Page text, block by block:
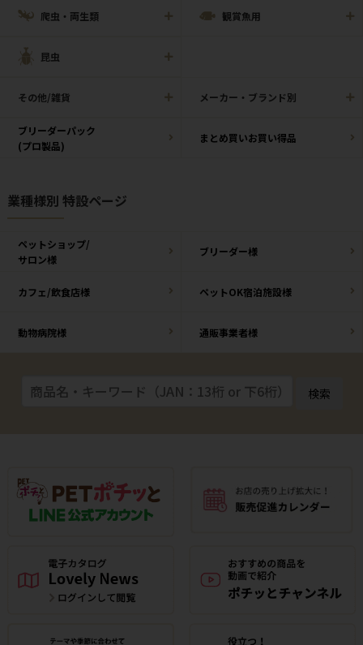
爬虫・両生類 観賞魚用
昆虫
その他/雑貨 メーカー・ブランド別
ブリーダーパック
(プロ製品)
まとめ買いお買い得品
業種様別 特設ページ
ペットショップ/
サロン様
ブリーダー様
カフェ/飲食店様 ペットOK宿泊施設様
動物病院様 通販事業者様
検索